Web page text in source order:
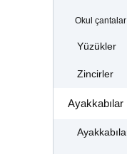
Okul
Yüzükler
Zincirler
Ayakkabılar